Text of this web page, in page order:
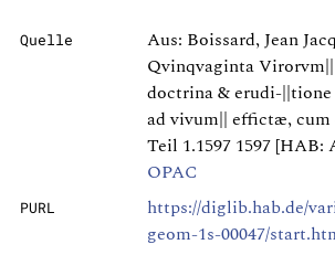
Quelle
Aus: Boissard, Jean
Qvinqvaginta
doctrina & erudi-
ad vivum|| effictæ,
Teil 1.1597 1597 [HAB:
OPAC
PURL
https://diglib.hab.de/
geom-1s-00047/